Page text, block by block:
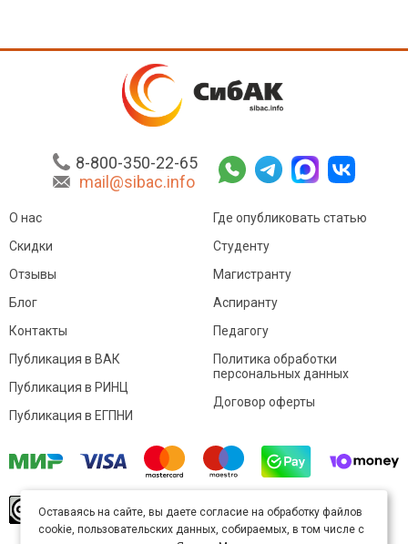
8-800-350-22-65
mail@sibac.info
О нас
Скидки
Отзывы
Блог
Контакты
Где опубликовать статью
Студенту
Магистранту
Аспиранту
Педагогу
Публикация в ВАК
Публикация в РИНЦ
Публикация в ЕГПНИ
Политика обработки
персональных данных
Договор оферты
произведение доступно полицензии Creative
Commons «Attribution» («Атрибуция») 4.0
Оставаясь на сайте, вы даете согласие на обработку файлов
cookie, пользовательских данных, собираемых, в том числе с